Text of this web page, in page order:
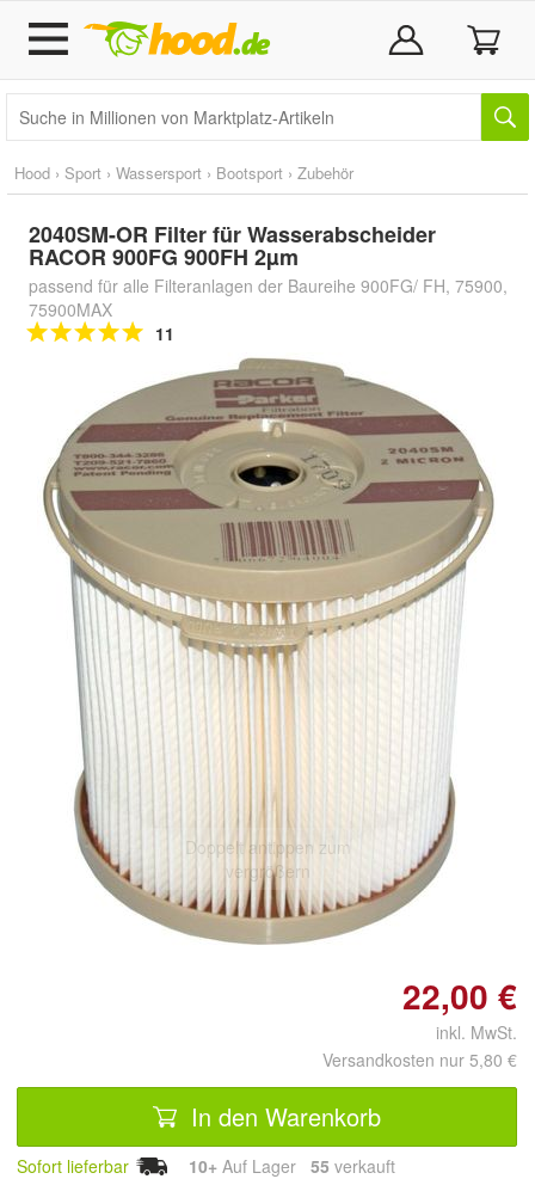
Hood › Sport › Wassersport › Bootsport › Zubehör
2040SM-OR Filter für Wasserabscheider
RACOR 900FG 900FH 2µm
passend für alle Filteranlagen der Baureihe 900FG/ FH, 75900,
75900MAX
11
Doppelt antippen zum
vergrößern
22,00 €
inkl. MwSt.
Versandkosten nur 5,80 €
In den Warenkorb
Sofort lieferbar 10+ Auf Lager 55 verkauft